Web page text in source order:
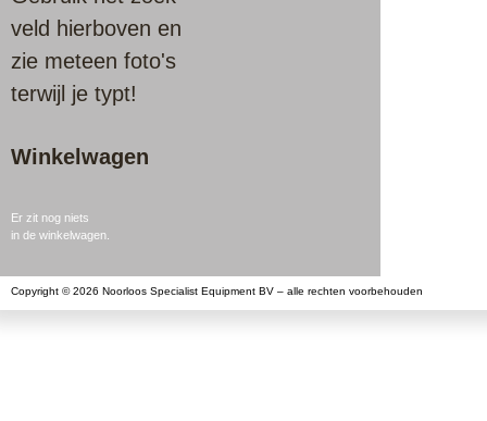
veld hierboven en
zie meteen foto's
terwijl je typt!
Winkelwagen
Er zit nog niets
in de winkelwagen.
Copyright © 2026 Noorloos Specialist Equipment BV – alle rechten voorbehouden